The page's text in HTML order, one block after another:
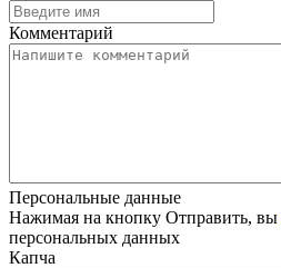
Комментарий
Персональные данные
Нажимая на кнопку Отправить, вы
персональных данных
Капча